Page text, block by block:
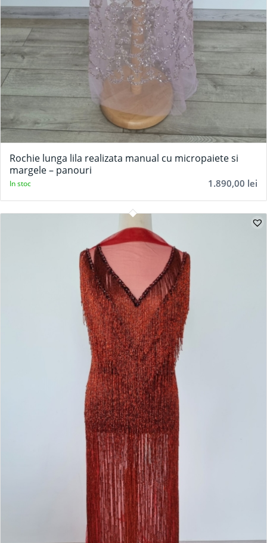
Rochie lunga lila realizata manual cu micropaiete si
margele – panouri
1.890,00 lei
In stoc